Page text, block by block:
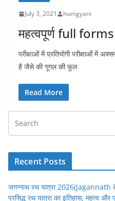
July 3, 2021 humgyani
महत्वपूर्ण full forms
परीक्षाओं में प्रतियोगी परीक्षाओं में
है जैसे की गूगल की फुल
Read More
Recent Posts
जगन्नाथ रथ यात्रा 2026(Jagannath
प्रसिद्ध रथ यात्रा का इतिहास, महत्व और